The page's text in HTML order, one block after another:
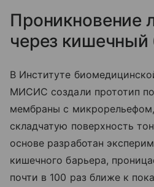
Проникновение
через кишечный
В Институте
МИСИС создали прототип
мембраны с
складчатую поверхность
основе разработан
кишечного барьера,
почти в 100 раз ближе к